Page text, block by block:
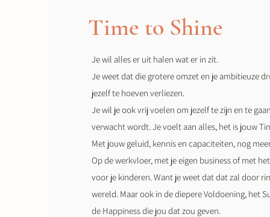
Time to Shine
Je wil alles er uit halen wat er in zit.
Je weet dat die grotere omzet en je ambitieuze
jezelf te hoeven verliezen.
Je wil je ook vrij voelen om jezelf te zijn en te
verwacht wordt.Je voelt aan alles, het is jouw
Met jouw geluid, kennis en capaciteiten, nog
Op de werkvloer, met je eigen business of met
voor je kinderen. Want je weet dat dat zal door
wereld. Maar ook in de diepere Voldoening, het
de Happiness die jou dat zou geven.